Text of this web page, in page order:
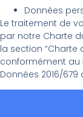
Données
Le traitement de
par notre Charte
la section “Charte
conformément au
Données 2016/679